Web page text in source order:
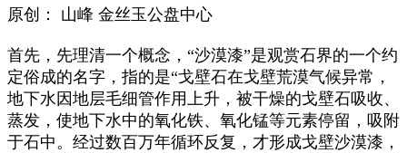
原创： 山峰 金丝玉公盘中心
首先，先理清一个概念，“沙漠漆”是观赏石界的一个约
定俗成的名字，指的是“戈壁石在戈壁荒漠气候异常，
地下水因地层毛细管作用上升，被干燥的戈壁石吸收、
蒸发，使地下水中的氧化铁、氧化锰等元素停留，吸附
于石中。经过数百万年循环反复，才形成戈壁沙漠漆，